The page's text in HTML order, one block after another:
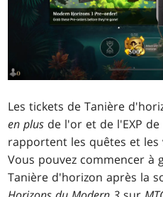
Les tickets de Tanière
en plus de l'or et de l'EXP
rapportent les quêtes et
Vous pouvez commencer à
Tanière d'horizon après la